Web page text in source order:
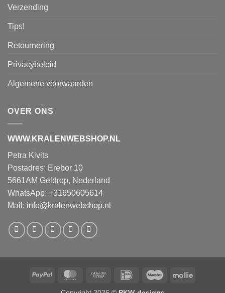
Verzending
Tips!
Retournering
Privacybeleid
Algemene voorwaarden
OVER ONS
WWW.KRALENWEBSHOP.NL
Petra Kivits
Postadres: Erebor 10
5661AM Geldrop, Nederland
WhatsApp: +31650605614
Mail: info@kralenwebshop.nl
PayPal MasterCardCash
IDeal Maestro Mollie